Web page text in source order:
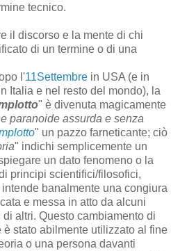
tecnico.
il discorso e la mente di chi
di un termine o di una
l'11Settembre in USA (e in
Italia e nel resto del mondo), la
" è divenuta magicamente
paranoide assurda e senza
" un pazzo farneticante; ciò
" indichi semplicemente un
un dato fenomeno o la
principi scientifici/filosofici,
intende banalmente una congiura
e messa in atto da alcuni
altri. Questo cambiamento di
stato abilmente utilizzato al fine
o una persona davanti